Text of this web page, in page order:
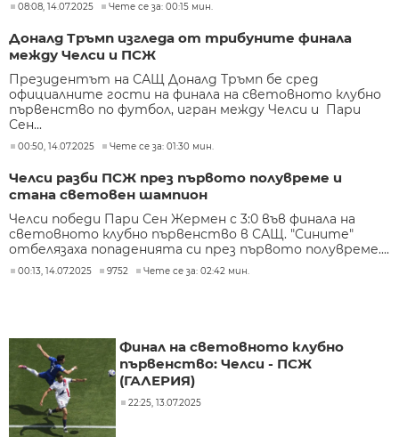
08:08, 14.07.2025 Чете се за: 00:15 мин.
Доналд Тръмп изгледа от трибуните финала
между Челси и ПСЖ
Президентът на САЩ Доналд Тръмп бе сред
официалните гости на финала на световното клубно
първенство по футбол, игран между Челси и Пари
Сен...
00:50, 14.07.2025 Чете се за: 01:30 мин.
Челси разби ПСЖ през първото полувреме и
стана световен шампион
Челси победи Пари Сен Жермен с 3:0 във финала на
световното клубно първенство в САЩ. "Сините"
отбелязаха попаденията си през първото полувреме....
00:13, 14.07.2025 9752 Чете се за: 02:42 мин.
Финал на световното клубно
първенство: Челси - ПСЖ
(ГАЛЕРИЯ)
22:25, 13.07.2025